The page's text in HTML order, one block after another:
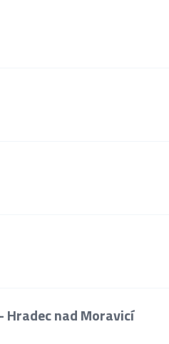
Hradec nad Moravicí